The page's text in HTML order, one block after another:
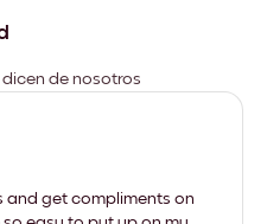
dicen de nosotros
and get compliments on